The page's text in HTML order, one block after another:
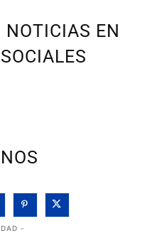
NOTICIAS EN
-